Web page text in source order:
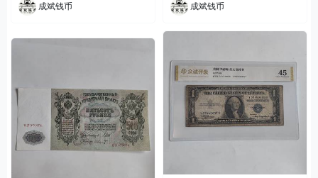
成斌钱币 成斌钱币